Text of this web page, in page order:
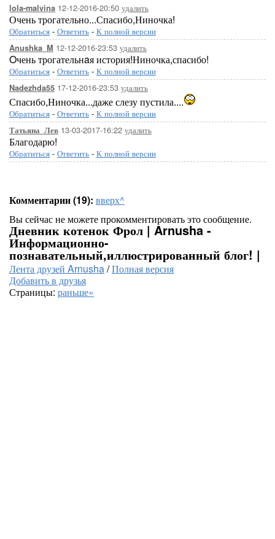
lola-malvina 12-12-2016-20:50 удалить
Очень трогательно...Спасибо,Ниночка!
Обратиться - Ответить - К полной версии
Anushka_M 12-12-2016-23:53 удалить
Oчень трогательнaя история!Ниночка,спасибо!
Обратиться - Ответить - К полной версии
Nadezhda55 17-12-2016-23:53 удалить
Спасибо,Ниночка...даже слезу пустила....
Обратиться - Ответить - К полной версии
Татьяна_Лев 13-03-2017-16:22 удалить
Благодарю!
Обратиться - Ответить - К полной версии
Комментарии (19): вверх^
Вы сейчас не можете прокомментировать это сообщение.
Дневник котенок Фрол | Arnusha -
Информационно-
познавательный,иллюстрированный блог! |
Лента друзей Arnusha/Полная версия
Добавить в друзья
Страницы: раньше»